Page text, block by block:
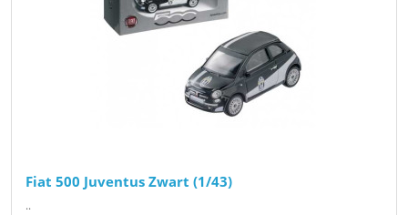
Fiat 500 Juventus Zwart (1/43)
..